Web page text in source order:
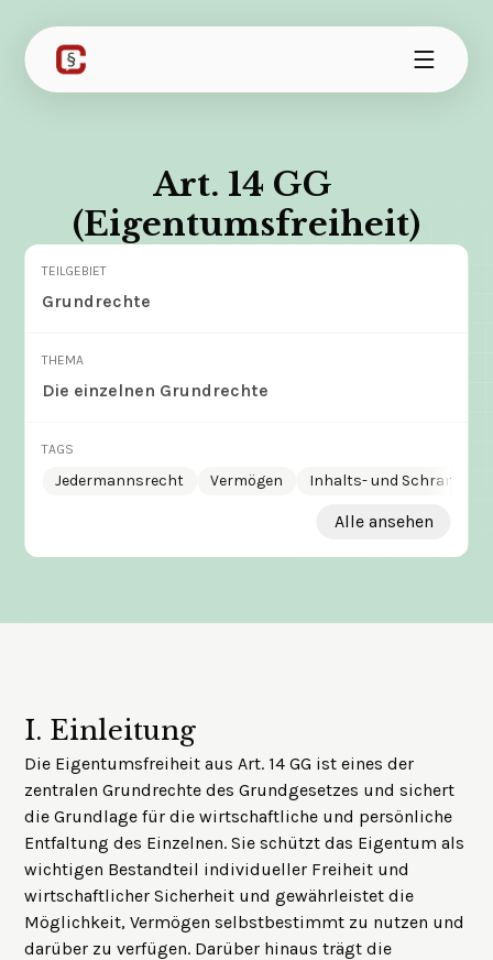
Art. 14 GG
(Eigentumsfreiheit)
TEILGEBIET
Grundrechte
THEMA
Die einzelnen Grundrechte
TAGS
Jedermannsrecht Vermögen Inhalts- und
Alle ansehen
I. Einleitung
Die Eigentumsfreiheit aus Art. 14 GG ist eines der
zentralen Grundrechte des Grundgesetzes und sichert
die Grundlage für die wirtschaftliche und persönliche
Entfaltung des Einzelnen. Sie schützt das Eigentum als
wichtigen Bestandteil individueller Freiheit und
wirtschaftlicher Sicherheit und gewährleistet die
Möglichkeit, Vermögen selbstbestimmt zu nutzen und
darüber zu verfügen. Darüber hinaus trägt die